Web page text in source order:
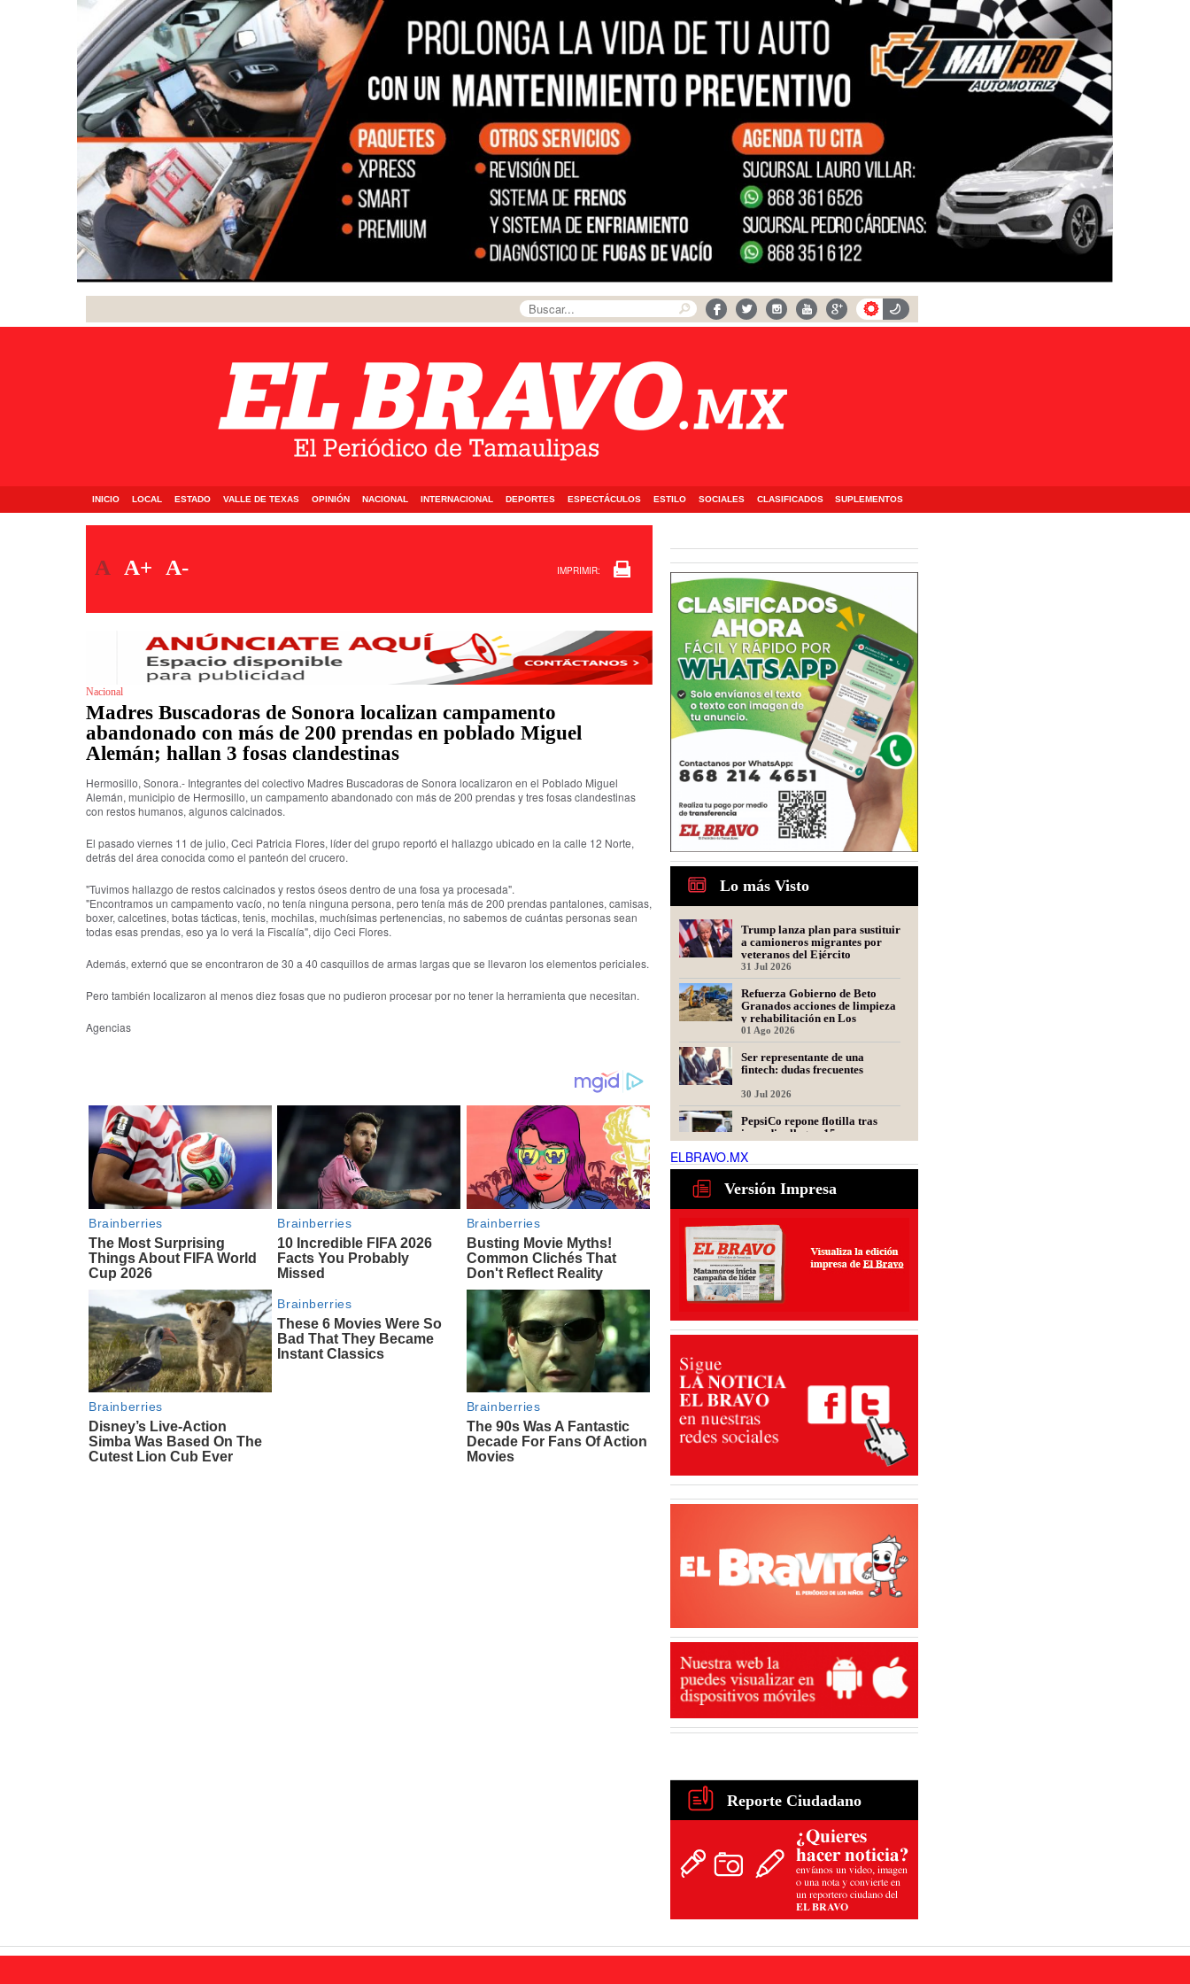
INICIO LOCAL ESTADO VALLE DE TEXAS OPINIÓN NACIONAL INTERNACIONAL DEPORTES ESPECTÁCULOS ESTILO SOCIALES CLASIFICADOS SUPLEMENTOS
A A+ A- IMPRIMIR:
Nacional
Madres Buscadoras de Sonora localizan campamento
abandonado con más de 200 prendas en poblado Miguel
Alemán; hallan 3 fosas clandestinas
Hermosillo, Sonora.- Integrantes del colectivo Madres Buscadoras de Sonora localizaron en el Poblado Miguel
Alemán, municipio de Hermosillo, un campamento abandonado con más de 200 prendas y tres fosas clandestinas
con restos humanos, algunos calcinados.
El pasado viernes 11 de julio, Ceci Patricia Flores, líder del grupo reportó el hallazgo ubicado en la calle 12 Norte,
detrás del área conocida como el panteón del crucero.
"Tuvimos hallazgo de restos calcinados y restos óseos dentro de una fosa ya procesada".
"Encontramos un campamento vacío, no tenía ninguna persona, pero tenía más de 200 prendas pantalones, camisas,
boxer, calcetines, botas tácticas, tenis, mochilas, muchísimas pertenencias, no sabemos de cuántas personas sean
todas esas prendas, eso ya lo verá la Fiscalía", dijo Ceci Flores.
Además, externó que se encontraron de 30 a 40 casquillos de armas largas que se llevaron los elementos periciales.
Pero también localizaron al menos diez fosas que no pudieron procesar por no tener la herramienta que necesitan.
Agencias
Lo más Visto
Trump lanza plan para sustituir
a camioneros migrantes por
veteranos del Ejército
31 Jul 2026
Refuerza Gobierno de Beto
Granados acciones de limpieza
y rehabilitación en Los
Presidentes
01 Ago 2026
Ser representante de una
fintech: dudas frecuentes
30 Jul 2026
PepsiCo repone flotilla tras
incendio; llegan 15 nuevas
31 Jul 2026
Tamaulipas alista nuevo plan
para recuperar exportaciones
de ganado
ELBRAVO.MX
Versión Impresa
Reporte Ciudadano